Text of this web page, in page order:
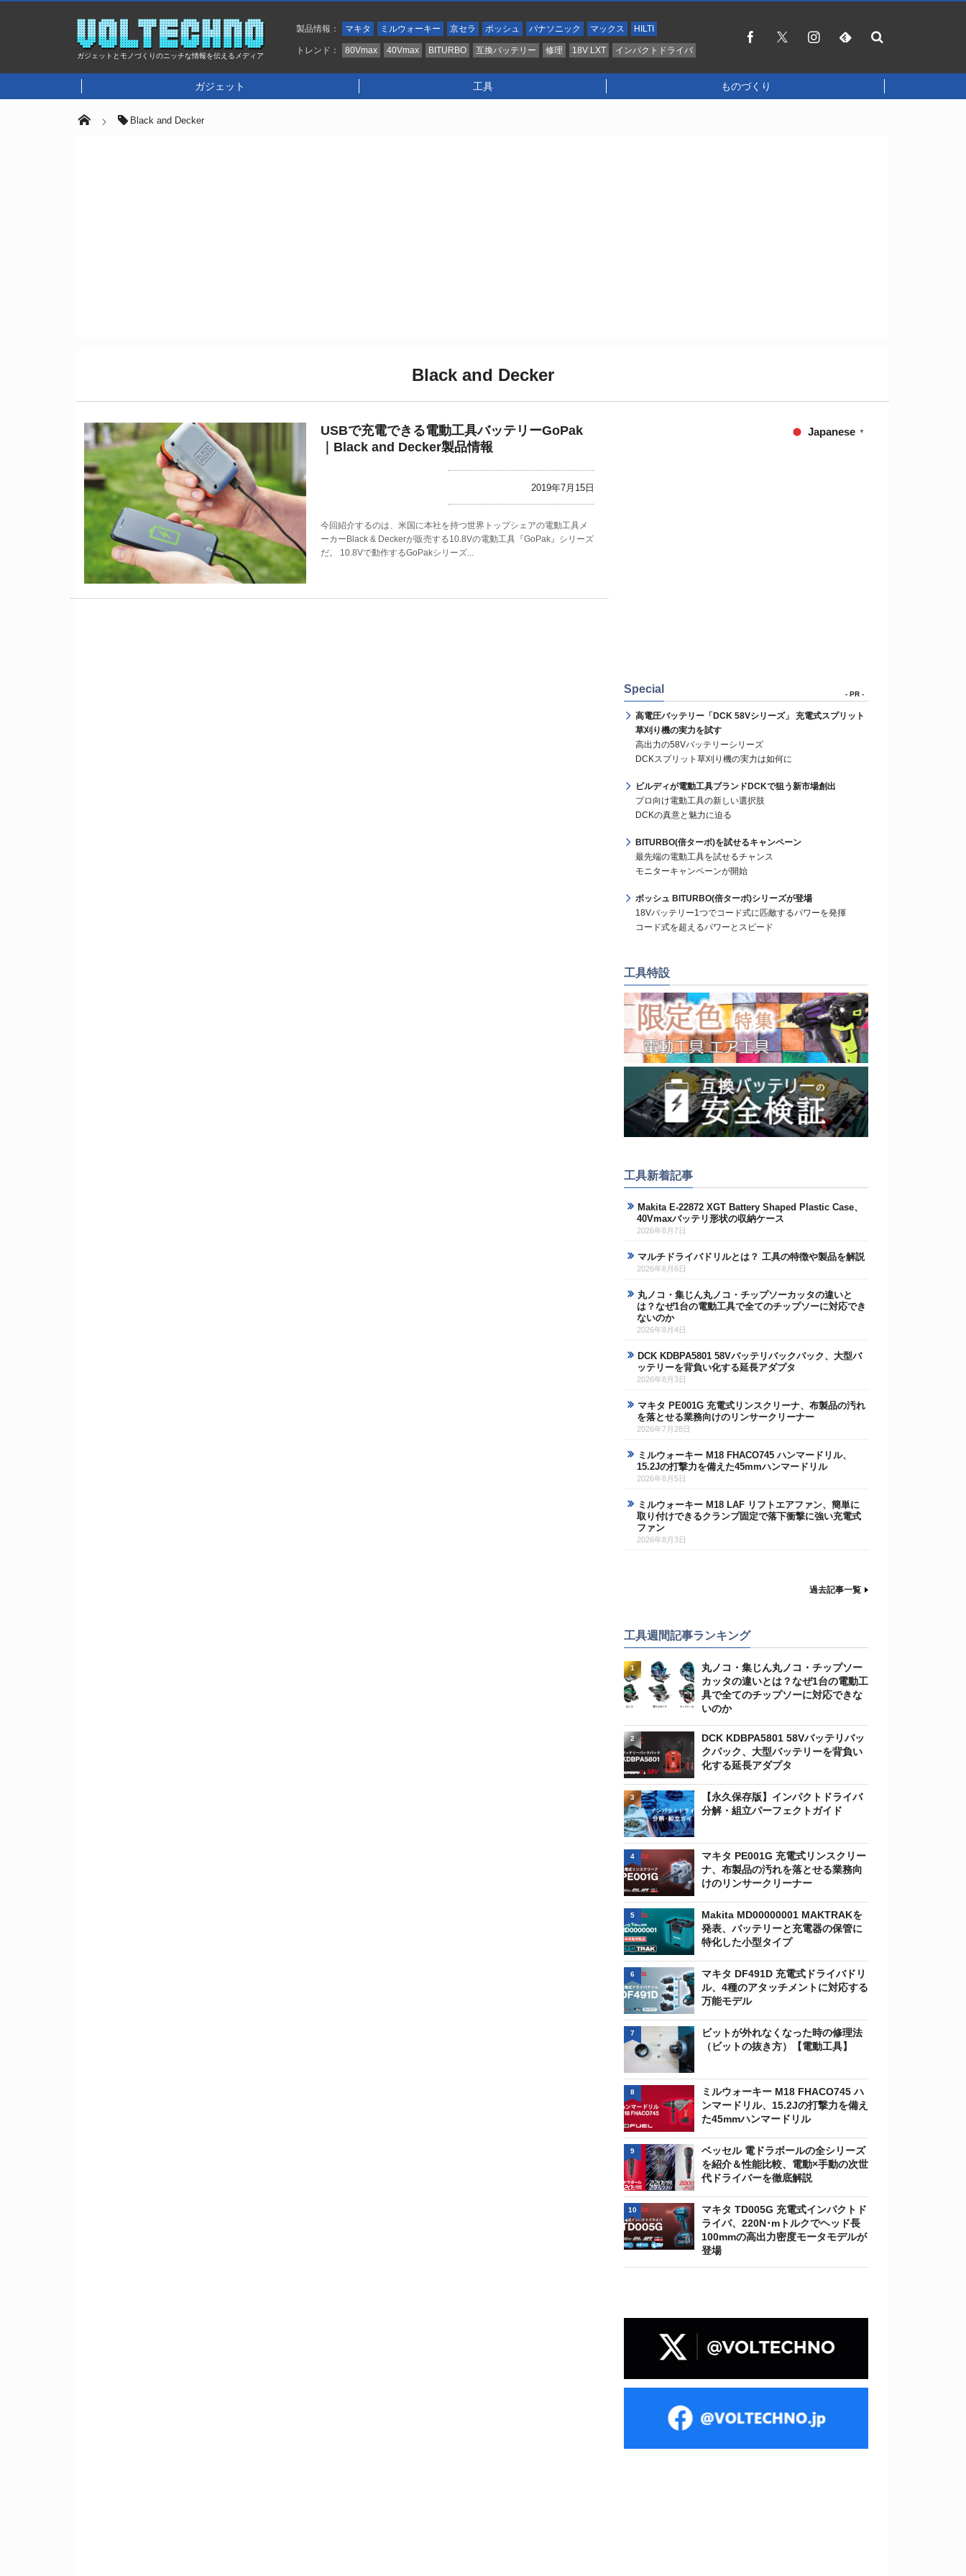
ガジェットとモノづくりのニッチな情報を伝えるメディア
製品情報： マキタ ミルウォーキー 京セラ ボッシュ パナソニック マックス HILTI
トレンド： 80Vmax 40Vmax BITURBO 互換バッテリー 修理 18V LXT インパクトドライバ
ガジェット 工具 ものづくり
Black and Decker
Black and Decker
USBで充電できる電動工具バッテリーGoPak
｜Black and Decker製品情報
2019年7月15日
今回紹介するのは、米国に本社を持つ世界トップシェアの電動工具メ
ーカーBlack & Deckerが販売する10.8Vの電動工具『GoPak』シリーズ
だ。 10.8Vで動作するGoPakシリーズ...
Japanese ▼
Special - PR -
高電圧バッテリー「DCK 58Vシリーズ」 充電式スプリット
草刈り機の実力を試す
高出力の58Vバッテリーシリーズ
DCKスプリット草刈り機の実力は如何に
ビルディが電動工具ブランドDCKで狙う新市場創出
プロ向け電動工具の新しい選択肢
DCKの真意と魅力に迫る
BITURBO(倍ターボ)を試せるキャンペーン
最先端の電動工具を試せるチャンス
モニターキャンペーンが開始
ボッシュ BITURBO(倍ターボ)シリーズが登場
18Vバッテリー1つでコード式に匹敵するパワーを発揮
コード式を超えるパワーとスピード
工具特設
工具新着記事
Makita E-22872 XGT Battery Shaped Plastic Case、
40Vmaxバッテリ形状の収納ケース
2026年8月7日
マルチドライバドリルとは？ 工具の特徴や製品を解説
2026年8月6日
丸ノコ・集じん丸ノコ・チップソーカッタの違いと
は？なぜ1台の電動工具で全てのチップソーに対応でき
ないのか
2026年8月4日
DCK KDBPA5801 58Vバッテリバックパック、大型バ
ッテリーを背負い化する延長アダプタ
2026年8月3日
マキタ PE001G 充電式リンスクリーナ、布製品の汚れ
を落とせる業務向けのリンサークリーナー
2026年7月28日
ミルウォーキー M18 FHACO745 ハンマードリル、
15.2Jの打撃力を備えた45mmハンマードリル
2026年8月5日
ミルウォーキー M18 LAF リフトエアファン、簡単に
取り付けできるクランプ固定で落下衝撃に強い充電式
ファン
2026年8月3日
過去記事一覧
工具週間記事ランキング
丸ノコ・集じん丸ノコ・チップソー
カッタの違いとは？なぜ1台の電動工
具で全てのチップソーに対応できな
いのか
1
DCK KDBPA5801 58Vバッテリバッ
クパック、大型バッテリーを背負い
化する延長アダプタ
2
【永久保存版】インパクトドライバ
分解・組立パーフェクトガイド
3
マキタ PE001G 充電式リンスクリー
ナ、布製品の汚れを落とせる業務向
けのリンサークリーナー
4
Makita MD00000001 MAKTRAKを
発表、バッテリーと充電器の保管に
特化した小型タイプ
5
マキタ DF491D 充電式ドライバドリ
ル、4種のアタッチメントに対応する
万能モデル
6
ビットが外れなくなった時の修理法
（ビットの抜き方）【電動工具】
7
ミルウォーキー M18 FHACO745 ハ
ンマードリル、15.2Jの打撃力を備え
た45mmハンマードリル
8
ベッセル 電ドラボールの全シリーズ
を紹介＆性能比較、電動×手動の次世
代ドライバーを徹底解説
9
マキタ TD005G 充電式インパクトド
ライバ、220N･mトルクでヘッド長
100mmの高出力密度モータモデルが
登場
10